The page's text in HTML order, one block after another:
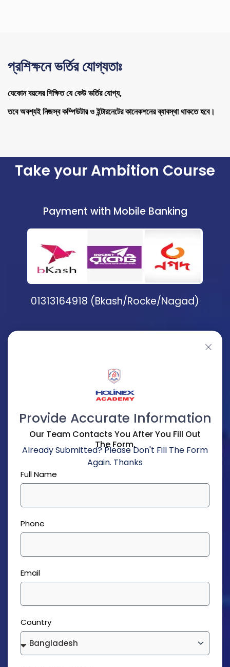
প্রশিক্ষনে ভর্তির যোগ্যতাঃ
যেকোন বয়সের শিক্ষিত যে কেউ ভর্তির যোগ্য,
তবে অবশ্যই নিজস্ব কম্পিউটার ও ইন্টারনেটের কানেকশনের ব্যাবস্থা থাকতে হবে।
Take your Ambition Course
Payment with Mobile Banking
01313164918 (Bkash/Rocke/Nagad)
Provide Accurate Information
Our Team Contacts You After You Fill Out
The Form.
Already Submitted? Please Don't Fill The Form
Again. Thanks
Full Name
Phone
Email
Country